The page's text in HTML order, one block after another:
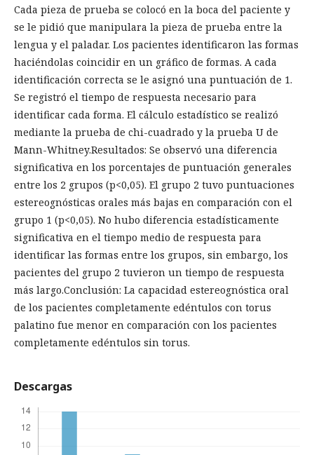
Cada pieza de prueba se colocó en la boca del paciente y
se le pidió que manipulara la pieza de prueba entre la
lengua y el paladar. Los pacientes identificaron las formas
haciéndolas coincidir en un gráfico de formas. A cada
identificación correcta se le asignó una puntuación de 1.
Se registró el tiempo de respuesta necesario para
identificar cada forma. El cálculo estadístico se realizó
mediante la prueba de chi-cuadrado y la prueba U de
Mann-Whitney.Resultados: Se observó una diferencia
significativa en los porcentajes de puntuación generales
entre los 2 grupos (p<0,05). El grupo 2 tuvo puntuaciones
estereognósticas orales más bajas en comparación con el
grupo 1 (p<0,05). No hubo diferencia estadísticamente
significativa en el tiempo medio de respuesta para
identificar las formas entre los grupos, sin embargo, los
pacientes del grupo 2 tuvieron un tiempo de respuesta
más largo.Conclusión: La capacidad estereognóstica oral
de los pacientes completamente edéntulos con torus
palatino fue menor en comparación con los pacientes
completamente edéntulos sin torus.
Descargas